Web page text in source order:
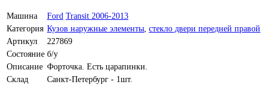
Машина Ford Transit 2006-2013
Категория Кузов наружные элементы стекло двери передней правой
Артикул
227869
Состояние б/у
Описание Форточка. Есть царапинки.
Склад
Санкт-Петербург - 1шт.